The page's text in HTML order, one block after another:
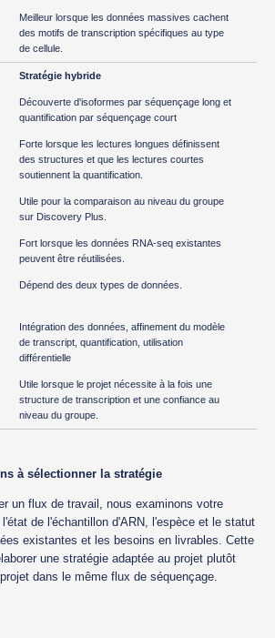
Meilleur lorsque les données massives cachent
des motifs de transcription spécifiques au type
de cellule.
Stratégie hybride
Découverte d'isoformes par séquençage long et
quantification par séquençage court
Forte lorsque les lectures longues définissent
des structures et que les lectures courtes
soutiennent la quantification.
Utile pour la comparaison au niveau du groupe
sur Discovery Plus.
Fort lorsque les données RNA-seq existantes
peuvent être réutilisées.
Dépend des deux types de données.
Intégration des données, affinement du modèle
de transcript, quantification, utilisation
différentielle
Utile lorsque le projet nécessite à la fois une
structure de transcription et une confiance au
niveau du groupe.
à sélectionner la stratégie
un flux de travail, nous examinons votre
de l'échantillon d'ARN, l'espèce et le statut
existantes et les besoins en livrables. Cette
une stratégie adaptée au projet plutôt
dans le même flux de séquençage.